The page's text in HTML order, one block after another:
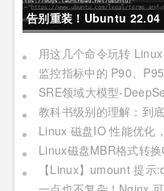
告别重装！Ubuntu 22.04
直升24.04教程，零数据丢
失的终极方案
用这几个命令玩转
Linux 磁盘IO 性能优化
Linux磁盘MBR格式转